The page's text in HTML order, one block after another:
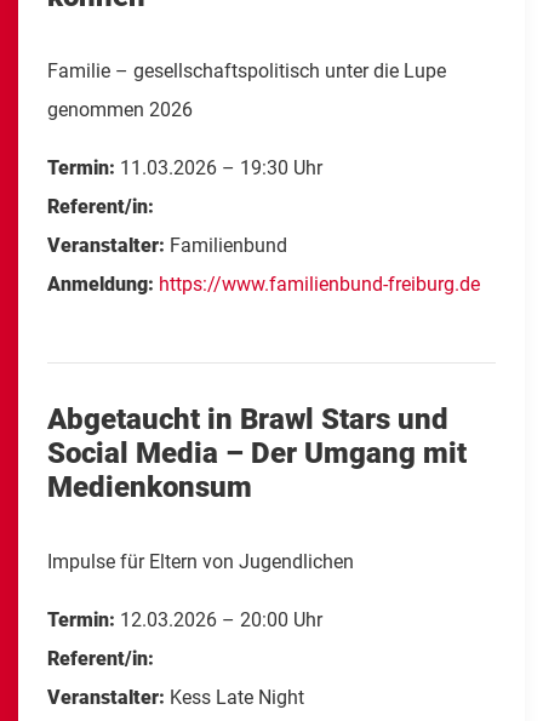
Familie – gesellschaftspolitisch unter die Lupe
genommen 2026
Termin: 11.03.2026 – 19:30 Uhr
Referent/in:
Veranstalter: Familienbund
Anmeldung: https://www.familienbund-freiburg.de
Abgetaucht in Brawl Stars und
Social Media – Der Umgang mit
Medienkonsum
Impulse für Eltern von Jugendlichen
Termin: 12.03.2026 – 20:00 Uhr
Referent/in:
Veranstalter: Kess Late Night